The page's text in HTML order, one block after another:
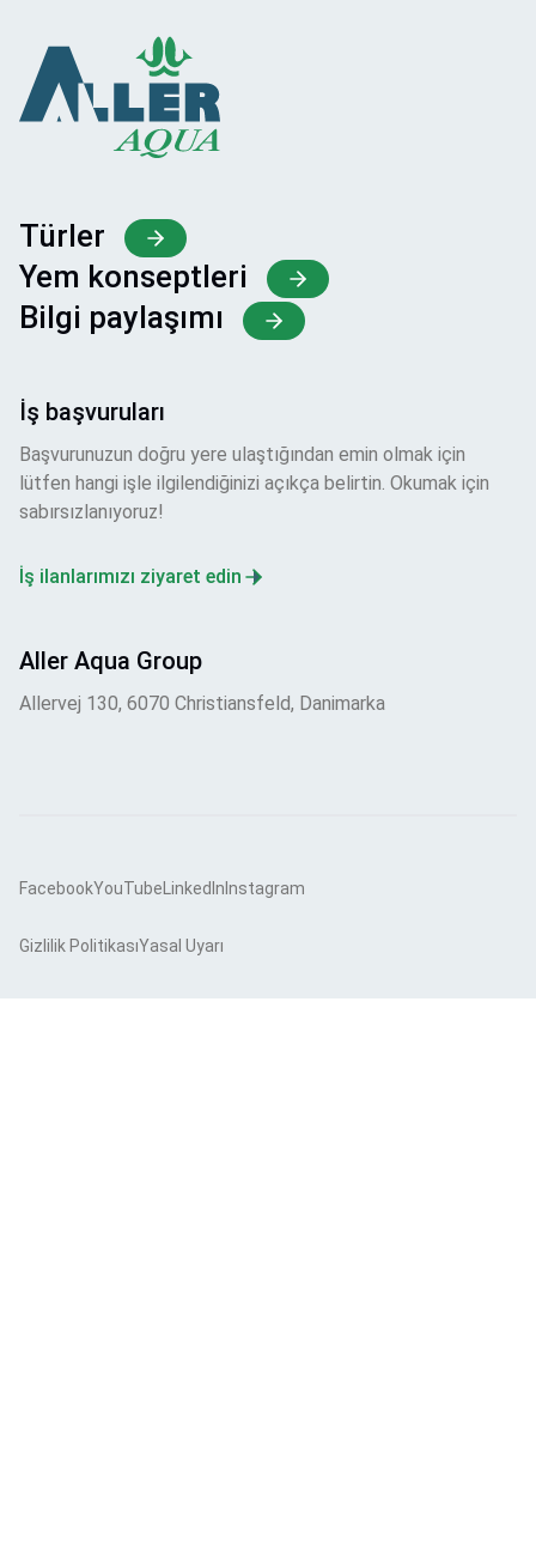
Türler
Yem konseptleri
Bilgi paylaşımı
İş başvuruları
Başvurunuzun doğru yere ulaştığından emin olmak için
lütfen hangi işle ilgilendiğinizi açıkça belirtin. Okumak için
sabırsızlanıyoruz!
İş ilanlarımızı ziyaret edin
Aller Aqua Group
Allervej 130, 6070 Christiansfeld, Danimarka
FacebookYouTubeLinkedInInstagram
Gizlilik PolitikasıYasal Uyarı